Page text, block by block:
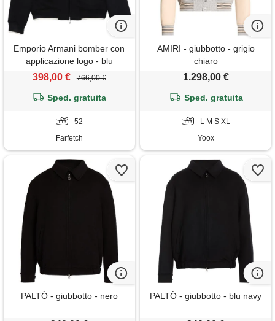
Emporio Armani bomber con
applicazione logo - blu
398,00 € 766,00 €
Sped. gratuita
52
Farfetch
AMIRI - giubbotto - grigio
chiaro
1.298,00 €
Sped. gratuita
L M S XL
Yoox
PALTÒ - giubbotto - nero PALTÒ - giubbotto - blu navy